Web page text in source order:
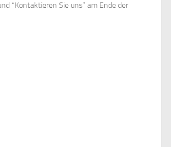
“Kontaktieren Sie uns” am Ende der